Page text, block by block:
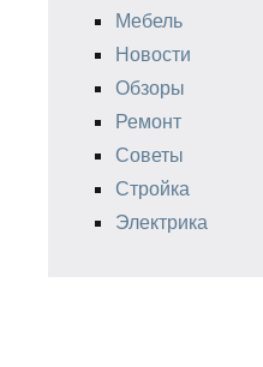
Мебель
Новости
Обзоры
Ремонт
Советы
Стройка
Электрика